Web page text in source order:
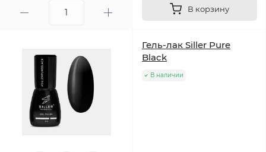
В корзину
Гель-лак Siller Pure
Black
В наличии